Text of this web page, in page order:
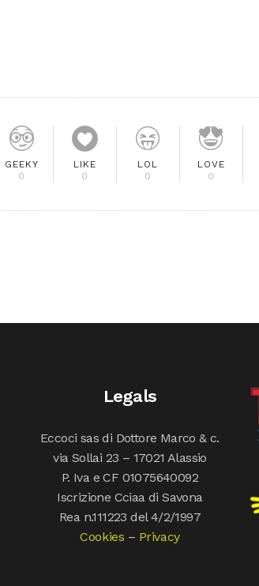
GEEKY
0
LIKE
0
LOL
0
LOVE
0
Legals
Eccoci sas di Dottore Marco & c.
via Sollai 23 – 17021 Alassio
P. Iva e CF 01075640092
Iscrizione Cciaa di Savona
Rea n.111223 del 4/2/1997
Cookies – Privacy